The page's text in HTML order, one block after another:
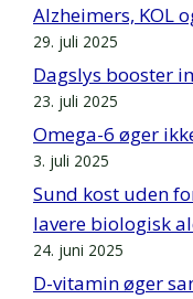
Alzheimers, KOL
29. juli 2025
Dagslys booster
23. juli 2025
Omega-6 øger
3. juli 2025
Sund kost uden
lavere biologisk
24. juni 2025
D-vitamin øger